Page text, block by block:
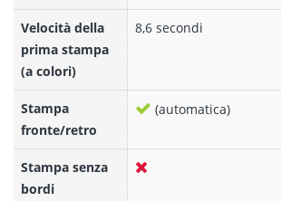
Velocità della
prima stampa
(a colori)
8,6 secondi
Stampa
fronte/retro
(automatica)
Stampa senza
bordi